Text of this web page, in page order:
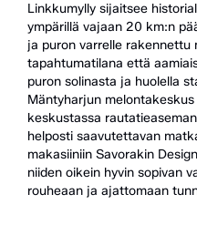
Linkkumylly sijaitsee
ympärillä vajaan 20 km:n
ja puron varrelle rakennettu
tapahtumatilana että
puron solinasta ja huolella
Mäntyharjun
keskustassa
helposti saavutettavan
makasiiniin Savorakin
niiden oikein hyvin sopivan
rouheaan ja ajattomaan